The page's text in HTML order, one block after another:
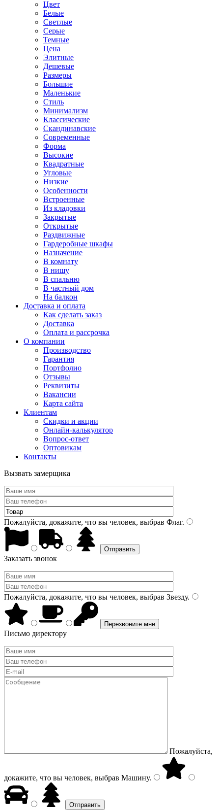
Цвет
Белые
Светлые
Серые
Темные
Цена
Элитные
Дешевые
Размеры
Большие
Маленькие
Стиль
Минимализм
Классические
Скандинавские
Современные
Форма
Высокие
Квадратные
Угловые
Низкие
Особенности
Встроенные
Из кладовки
Закрытые
Открытые
Раздвижные
Гардеробные шкафы
Назначение
В комнату
В нишу
В спальню
В частный дом
На балкон
Доставка и оплата
Как сделать заказ
Доставка
Оплата и рассрочка
О компании
Производство
Гарантия
Портфолио
Отзывы
Реквизиты
Вакансии
Карта сайта
Клиентам
Скидки и акции
Онлайн-калькулятор
Вопрос-ответ
Оптовикам
Контакты
Вызвать замерщика
Пожалуйста, докажите, что вы человек, выбрав Флаг.
Заказать звонок
Пожалуйста, докажите, что вы человек, выбрав Звезду.
Письмо директору
Пожалуйста,
докажите, что вы человек, выбрав Машину.